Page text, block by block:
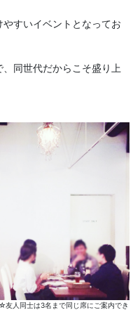
すいイベントとなってお
同世代だからこそ盛り上
人同士は3名まで同じ席にご案内でき